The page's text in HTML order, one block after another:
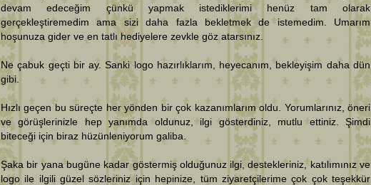
devam edeceğim çünkü yapmak istediklerimi henüz tam olarak
gerçekleştiremedim ama sizi daha fazla bekletmek de istemedim. Umarım
hoşunuza gider ve en tatlı hediyelere zevkle göz atarsınız.
Ne çabuk geçti bir ay. Sanki logo hazırlıklarım, heyecanım, bekleyişim daha dün
gibi.
Hızlı geçen bu süreçte her yönden bir çok kazanımlarım oldu. Yorumlarınız, öneri
ve görüşlerinizle hep yanımda oldunuz, ilgi gösterdiniz, mutlu ettiniz. Şimdi
biteceği için biraz hüzünleniyorum galiba.
Şaka bir yana bugüne kadar göstermiş olduğunuz ilgi, destekleriniz, katılımınız ve
logo ile ilgili güzel sözleriniz için hepinize, tüm ziyaretçilerime çok çok teşekkür